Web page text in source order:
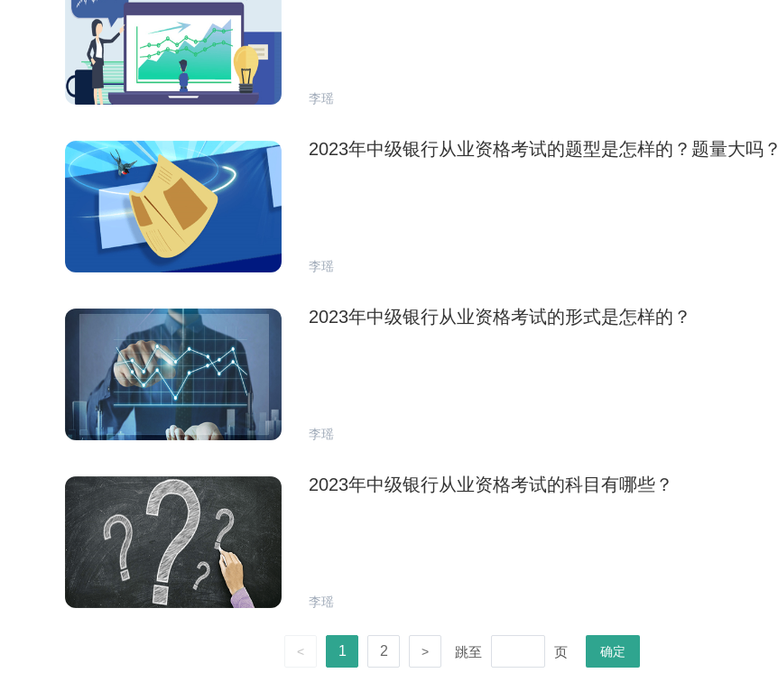
李瑶
2023年中级银行从业资格考试的题型是怎样的？题量大吗？
李瑶
2023年中级银行从业资格考试的形式是怎样的？
李瑶
2023年中级银行从业资格考试的科目有哪些？
李瑶
< 1 2 > 跳至 页 确定